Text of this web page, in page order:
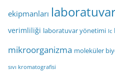
ekipmanları
verimliliği laboratuvar yönetimi lc
mikroorganizma moleküler
sıvı kromatografisi